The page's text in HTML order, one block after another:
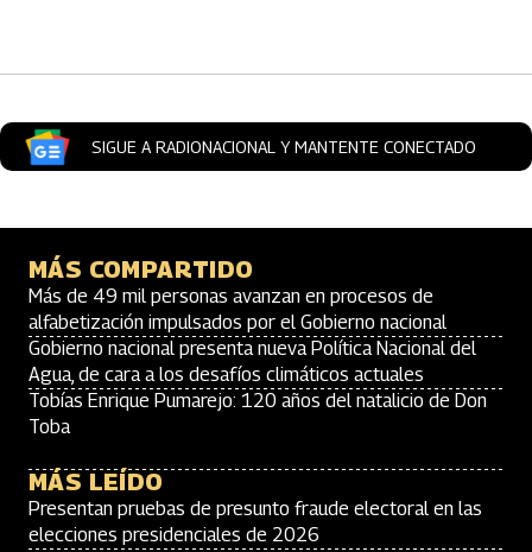
SIGUE A RADIONACIONAL Y MANTENTE CONECTADO
MÁS COMPARTIDO
Más de 49 mil personas avanzan en procesos de
alfabetización impulsados por el Gobierno nacional
Gobierno nacional presenta nueva Política Nacional del
Agua, de cara a los desafíos climáticos actuales
Tobías Enrique Pumarejo: 120 años del natalicio de Don
Toba
MÁS LEÍDO
Presentan pruebas de presunto fraude electoral en las
elecciones presidenciales de 2026